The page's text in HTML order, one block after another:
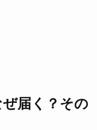
届く？その